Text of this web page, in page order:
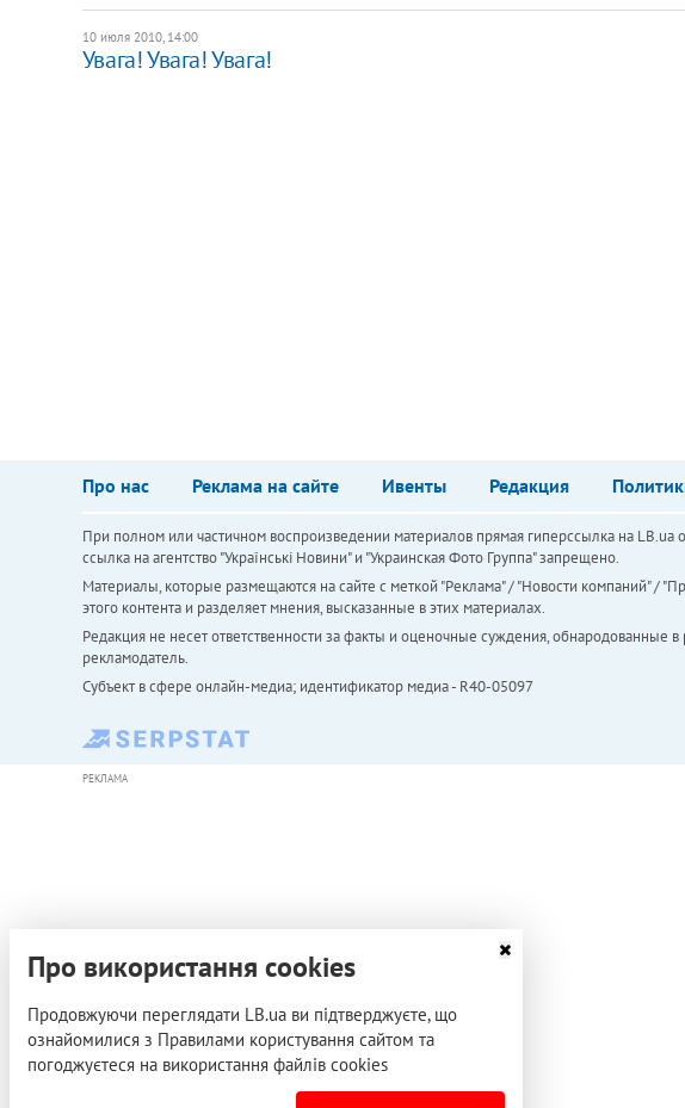
10 июля 2010, 14:00
Увага! Увага! Увага!
Про нас Реклама на сайте Ивенты Редакция
При полном или частичном воспроизведении материалов прямая гиперссылка на
ссылка на агентство "Українськi Новини" и "Украинская Фото Группа" запрещено.
Материалы, которые размещаются на сайте с меткой "Реклама" / "Новости компаний" /
этого контента и разделяет мнения, высказанные в этих материалах.
Редакция не несет ответственности за факты и оценочные суждения, обнародованные
рекламодатель.
Субъект в сфере онлайн-медиа; идентификатор медиа - R40-05097
РЕКЛАМА
Про використання cookies
Продовжуючи переглядати LB.ua ви підтверджуєте, що
ознайомилися з Правилами користування сайтом та
погоджуєтеся на використання файлів cookies